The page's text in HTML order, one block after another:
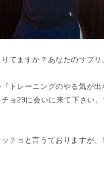
てますか？あなたのサプリ
トレーニングのやる気が
ョ29に会いに来て下さい
チョと言うておりますが